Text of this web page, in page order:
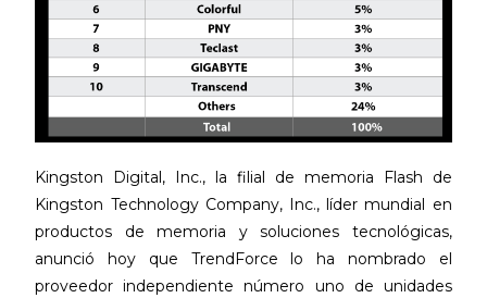
Kingston Digital, Inc., la filial de memoria Flash de
Kingston Technology Company, Inc., líder mundial en
productos de memoria y soluciones tecnológicas,
anunció hoy que TrendForce lo ha nombrado el
proveedor independiente número uno de unidades